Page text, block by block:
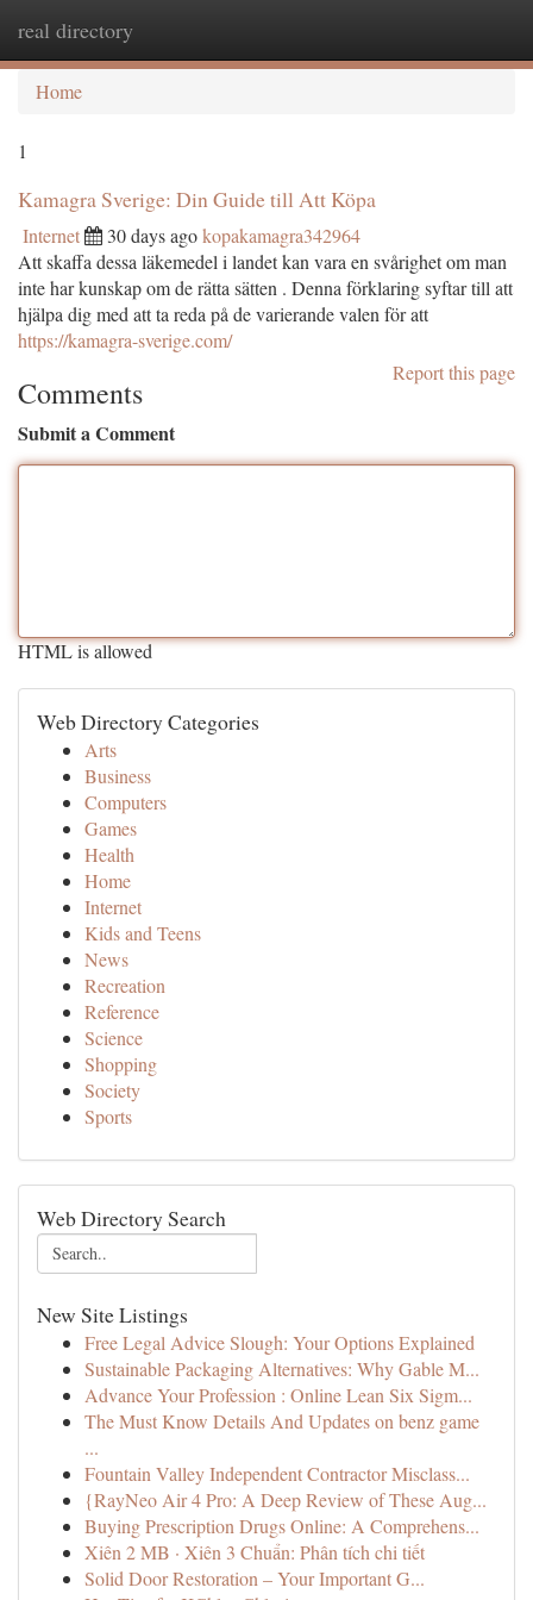
real directory
Home
1
Kamagra Sverige: Din Guide till Att Köpa
Internet 30 days agokopakamagra342964
Att skaffa dessa läkemedel i landet kan vara en svårighet om man
inte har kunskap om de rätta sätten . Denna förklaring syftar till att
hjälpa dig med att ta reda på de varierande valen för att
https://kamagra-sverige.com/
Report this page
Comments
Submit a Comment
HTML is allowed
Web Directory Categories
Arts
Business
Computers
Games
Health
Home
Internet
Kids and Teens
News
Recreation
Reference
Science
Shopping
Society
Sports
Web Directory Search
New Site Listings
Free Legal Advice Slough: Your Options Explained
Sustainable Packaging Alternatives: Why Gable M...
Advance Your Profession : Online Lean Six Sigm...
The Must Know Details And Updates on benz game
...
Fountain Valley Independent Contractor Misclass...
{RayNeo Air 4 Pro: A Deep Review of These Aug...
Buying Prescription Drugs Online: A Comprehens...
Xiên 2 MB · Xiên 3 Chuẩn: Phân tích chi tiết
Solid Door Restoration – Your Important G...